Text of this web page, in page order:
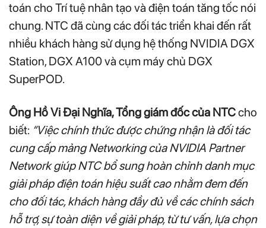
toán cho Trí tuệ nhân tạo và điện toán tăng tốc nói
chung. NTC đã cùng các đối tác triển khai đến rất
nhiều khách hàng sử dụng hệ thống NVIDIA DGX
Station, DGX A100 và cụm máy chủ DGX
SuperPOD.
Ông Hồ Vi Đại Nghĩa, Tổng giám đốc của NTCcho
biết: “Việc chính thức được chứng nhận là đối tác
cung cấp mảng Networking của NVIDIA Partner
Network giúp NTC bổ sung hoàn chỉnh danh mục
giải pháp điện toán hiệu suất cao nhằm đem đến
cho đối tác, khách hàng đầy đủ về các chính sách
hỗ trợ, sự toàn diện về giải pháp, từ tư vấn, lựa chọn